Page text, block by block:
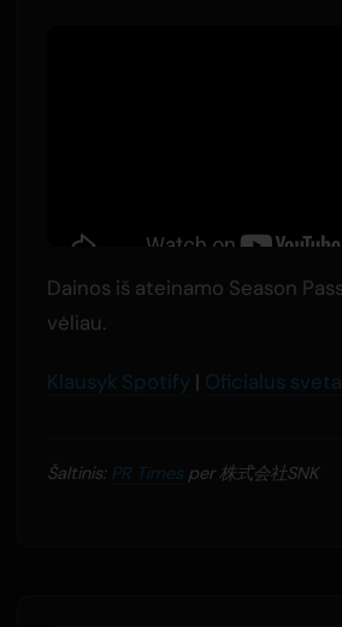
Dainos iš ateinamo Season
vėliau.
Klausyk Spotify | Oficialus
Šaltinis: PR Timesper 株式会社SNK